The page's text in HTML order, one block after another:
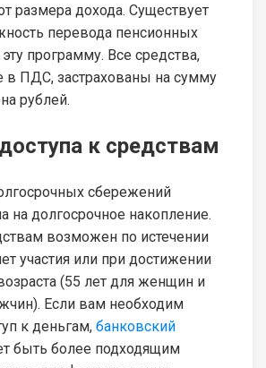
размера дохода. Существует
перевода пенсионных
программу. Все средства,
ПДС, застрахованы на сумму
рублей.
к средствам
сбережений
на долгосрочное накопление.
возможен по истечении
участия или при достижении
(55 лет для женщин и
Если вам необходим
к деньгам, банковский
быть более подходящим